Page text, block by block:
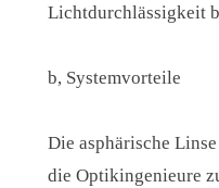
Lichtdurchlässigkeit
b, Systemvorteile
Die asphärische
die Optikingenieure